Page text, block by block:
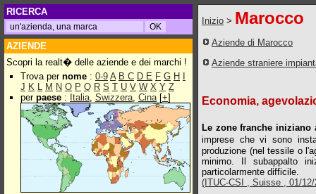
RICERCA
AZIENDE
Scopri la realt� delle aziende e dei marchi !
Trova per nome : 0-9 A B C D E F G H
J K L M N O P Q R S T U V W X Y Z
per paese : Italia, Swizzera, Cina[+]
Inizio > Marocco
Aziende di Marocco
Aziende straniere
Economia,
Le zone franche
imprese che vi sono
produzione (nel tessile o
minimo. Il subappalto
particolarmente difficile.
(ITUC-CSI , Suisse , 01/